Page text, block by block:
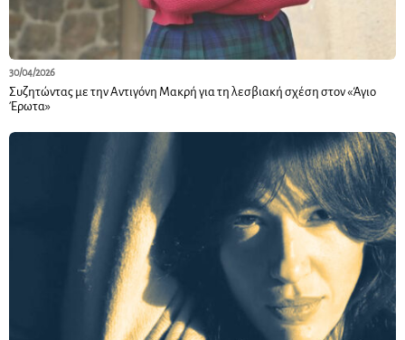
30/04/2026
Συζητώντας με την Αντιγόνη Μακρή για τη λεσβιακή σχέση στον «Άγιο
Έρωτα»